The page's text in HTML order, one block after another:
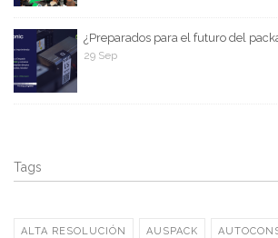
¿Preparados para el futuro del
29 Sep
Tags
ALTA RESOLUCIÓN AUSPACK